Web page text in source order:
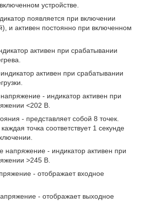
устройстве.
появляется при включении
и активен постоянно при включенном
активен при срабатывании
активен при срабатывании
- индикатор активен при
<202 В.
- представляет собой 8 точек.
точка соответствует 1 секунде
напряжение - индикатор активен при
>245 В.
- отображает входное
- отображает выходное